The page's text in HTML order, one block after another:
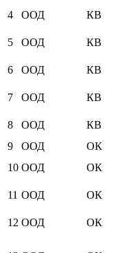
4
ООД КВ
5
ООД КВ
6
ООД КВ
7
ООД КВ
8
ООД КВ
9
ООД ОК
10 ООД ОК
11 ООД ОК
12 ООД ОК